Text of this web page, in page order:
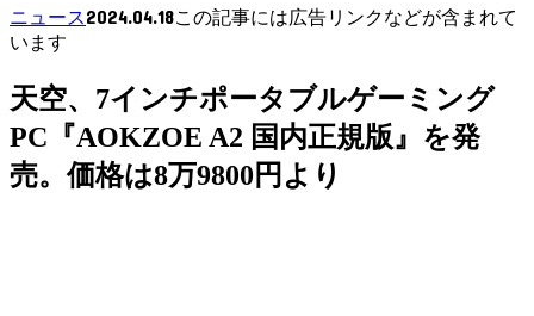
ニュース2024.04.18この記事には広告リンクなどが含まれて
います
天空、7インチポータブルゲーミング
PC『AOKZOE A2 国内正規版』を発
売。価格は8万9800円より